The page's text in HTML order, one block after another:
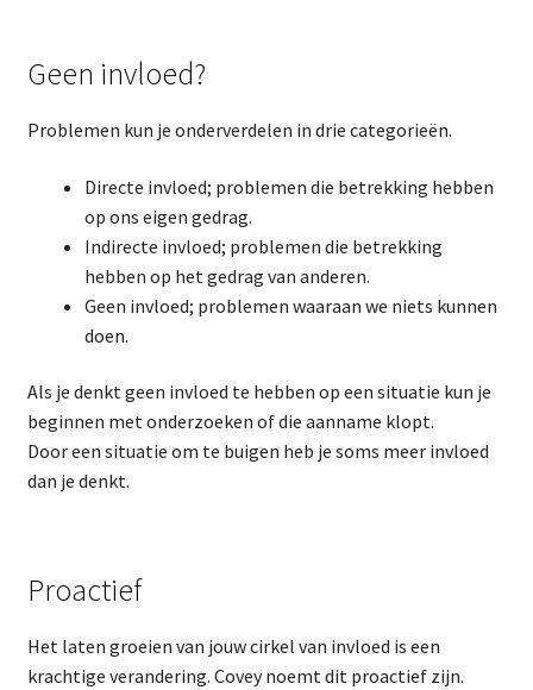
Geen invloed?
Problemen kun je onderverdelen in drie categorieën.
Directe invloed; problemen die betrekking hebben
op ons eigen gedrag.
Indirecte invloed; problemen die betrekking
hebben op het gedrag van anderen.
Geen invloed; problemen waaraan we niets kunnen
doen.
Als je denkt geen invloed te hebben op een situatie kun je
beginnen met onderzoeken of die aanname klopt.
Door een situatie om te buigen heb je soms meer invloed
dan je denkt.
Proactief
Het laten groeien van jouw cirkel van invloed is een
krachtige verandering. Covey noemt dit proactief zijn.